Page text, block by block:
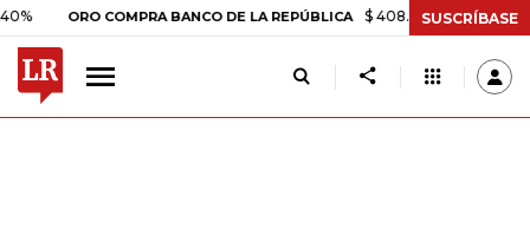
ORO COMPRA BANCO DE LA REPÚBLICA $ 408.498,97 +$ 8.753,81
SUSCRÍBASE